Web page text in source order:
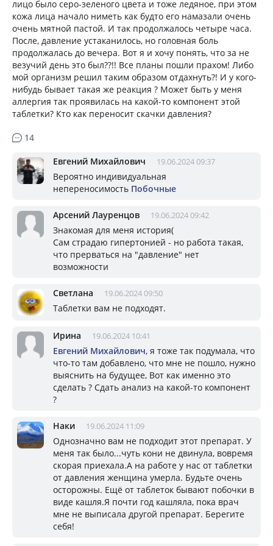
лицо было серо-зеленого цвета и тоже ледяное, при этом
кожа лица начало ниметь как будто его намазали очень
очень мятной пастой. И так продолжалось четыре часа.
После, давление устаканилось, но головная боль
продолжалась до вечера. Вот я и хочу понять, что за не
везучий день это был??!! Все планы пошли прахом! Либо
мой организм решил таким образом отдахнуть?! И у кого-
нибудь бывает такая же реакция ? Может быть у меня
аллергия так проявилась на какой-то компонент этой
таблетки? Кто как переносит скачки давления?
14
Евгений Михайлович 19.06.2024 09:37
Вероятно индивидуальная
непереносимость Побочные
Арсений Лауренцов 19.06.2024 09:42
Знакомая для меня история(
Сам страдаю гипертонией - но работа такая,
что прерваться на "давление" нет
возможности
Светлана 19.06.2024 09:50
Таблетки вам не подходят.
Ирина 19.06.2024 10:41
Евгений Михайлович, я тоже так подумала, что
что-то там добавлено, что мне не пошло, нужно
выяснить на будущее, Вот как именно это
сделать ? Сдать анализ на какой-то компонент
?
Наки 19.06.2024 11:09
Однозначно вам не подходит этот препарат. У
меня так было...чуть кони не двинула, вовремя
скорая приехала.А на работе у нас от таблетки
от давления женщина умерла. Будьте очень
осторожны. Ещё от таблеток бывают побочки в
виде кашля.Я почти год кашляла, пока врач
мне не выписала другой препарат. Берегите
себя!